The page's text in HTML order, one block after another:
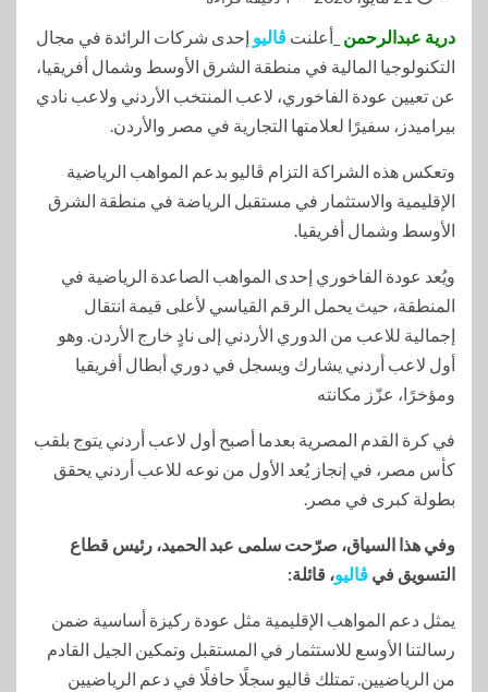
درية عبدالرحمن _أعلنت ڤاليو إحدى شركات الرائدة في مجال
التكنولوجيا المالية في منطقة الشرق الأوسط وشمال أفريقيا،
عن تعيين عودة الفاخوري، لاعب المنتخب الأردني ولاعب نادي
بيراميدز، سفيرًا لعلامتها التجارية في مصر والأردن.
وتعكس هذه الشراكة التزام ڤاليو بدعم المواهب الرياضية
الإقليمية والاستثمار في مستقبل الرياضة في منطقة الشرق
الأوسط وشمال أفريقيا.
ويُعد عودة الفاخوري إحدى المواهب الصاعدة الرياضية في
المنطقة، حيث يحمل الرقم القياسي لأعلى قيمة انتقال
إجمالية للاعب من الدوري الأردني إلى نادٍ خارج الأردن. وهو
أول لاعب أردني يشارك ويسجل في دوري أبطال أفريقيا
ومؤخرًا، عزّز مكانته
في كرة القدم المصرية بعدما أصبح أول لاعب أردني يتوج بلقب
كأس مصر، في إنجاز يُعد الأول من نوعه للاعب أردني يحقق
بطولة كبرى في مصر.
وفي هذا السياق، صرّحت سلمى عبد الحميد، رئيس قطاع
التسويق في ڤاليو، قائلة:
يمثل دعم المواهب الإقليمية مثل عودة ركيزة أساسية ضمن
رسالتنا الأوسع للاستثمار في المستقبل وتمكين الجيل القادم
من الرياضيين. تمتلك ڤاليو سجلًا حافلًا في دعم الرياضيين